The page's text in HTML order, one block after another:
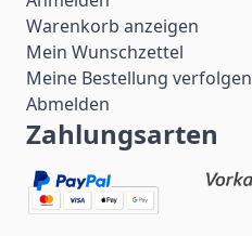
Warenkorb anzeigen
Mein Wunschzettel
Meine Bestellung verfolgen
Abmelden
Zahlungsarten